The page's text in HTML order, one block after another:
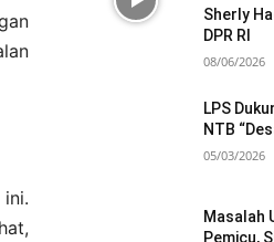
Sherly
DPR RI
08/06/2026
LPS
NTB
05/03/2026
Masalah
Pemicu,